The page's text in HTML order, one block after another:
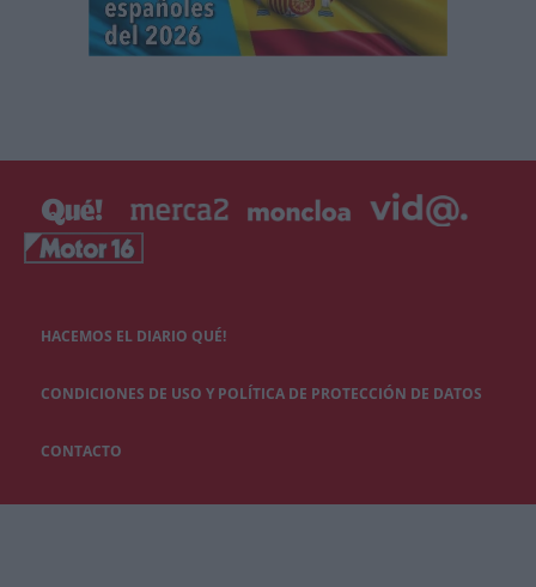
HACEMOS EL DIARIO QUÉ!
CONDICIONES DE USO Y POLÍTICA DE PROTECCIÓN DE DATOS
CONTACTO